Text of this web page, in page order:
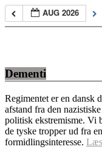
AUG 2026
Dementi
Regimentet er en dansk
afstand fra den
politisk ekstremisme. Vi
de tyske tropper ud fra
formidlingsinteresse.